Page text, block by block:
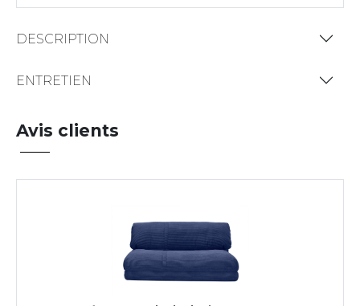
DESCRIPTION
ENTRETIEN
Avis clients